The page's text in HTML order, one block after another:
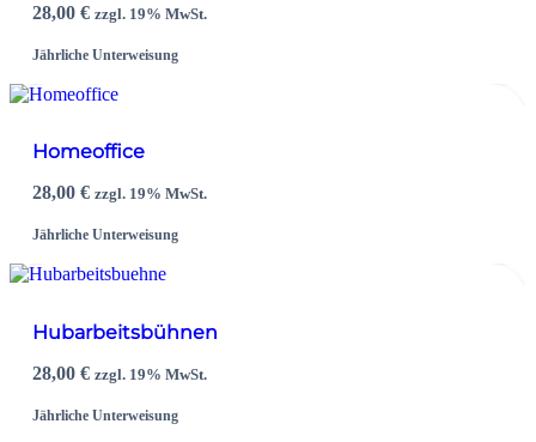
28,00€ zzgl. 19% MwSt.
Jährliche Unterweisung
Homeoffice
28,00€ zzgl. 19% MwSt.
Jährliche Unterweisung
Hubarbeitsbühnen
28,00€ zzgl. 19% MwSt.
Jährliche Unterweisung